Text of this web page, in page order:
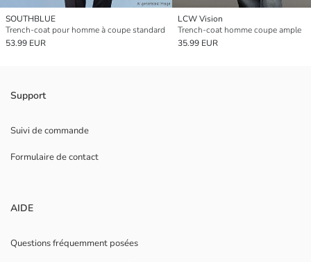
SOUTHBLUE
Trench-coat pour homme à coupe standard
53.99 EUR
LCW Vision
Trench-coat homme coupe ample
35.99 EUR
Support
Suivi de commande
Formulaire de contact
AIDE
Questions fréquemment posées